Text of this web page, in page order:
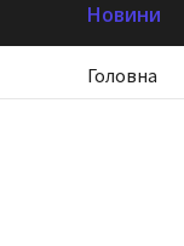
Новини
Головна